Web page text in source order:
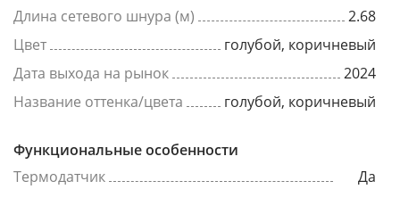
Длина сетевого шнура (м)
2.68
Цвет
голубой, коричневый
Дата выхода на рынок
2024
Название оттенка/цвета
голубой, коричневый
Функциональные особенности
Термодатчик
Да